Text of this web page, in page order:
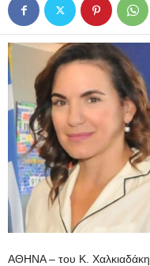
ΑΘΗΝΑ – του Κ. Χαλκιαδάκη